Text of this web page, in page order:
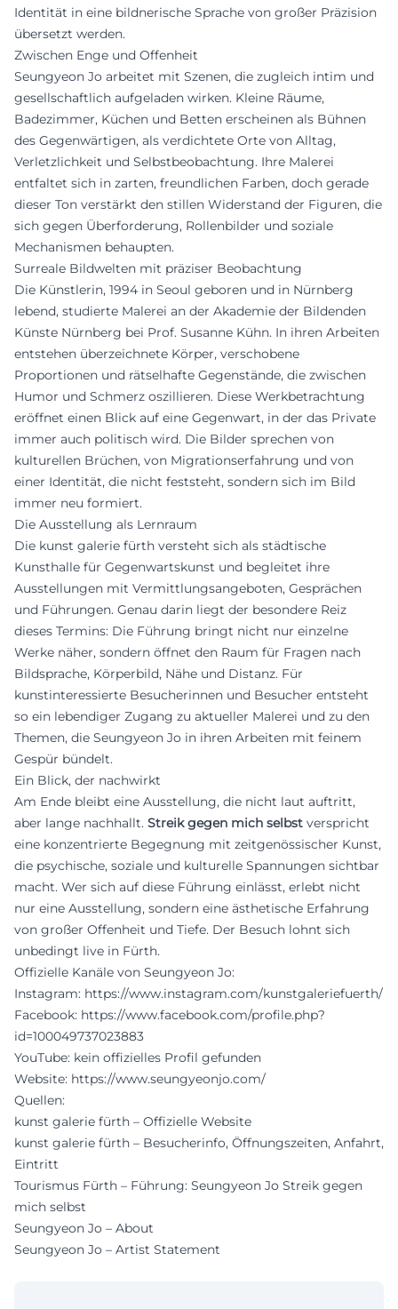
Identität in eine bildnerische Sprache von großer Präzision
übersetzt werden.
Zwischen Enge und Offenheit
Seungyeon Jo arbeitet mit Szenen, die zugleich intim und
gesellschaftlich aufgeladen wirken. Kleine Räume,
Badezimmer, Küchen und Betten erscheinen als Bühnen
des Gegenwärtigen, als verdichtete Orte von Alltag,
Verletzlichkeit und Selbstbeobachtung. Ihre Malerei
entfaltet sich in zarten, freundlichen Farben, doch gerade
dieser Ton verstärkt den stillen Widerstand der Figuren, die
sich gegen Überforderung, Rollenbilder und soziale
Mechanismen behaupten.
Surreale Bildwelten mit präziser Beobachtung
Die Künstlerin, 1994 in Seoul geboren und in Nürnberg
lebend, studierte Malerei an der Akademie der Bildenden
Künste Nürnberg bei Prof. Susanne Kühn. In ihren Arbeiten
entstehen überzeichnete Körper, verschobene
Proportionen und rätselhafte Gegenstände, die zwischen
Humor und Schmerz oszillieren. Diese Werkbetrachtung
eröffnet einen Blick auf eine Gegenwart, in der das Private
immer auch politisch wird. Die Bilder sprechen von
kulturellen Brüchen, von Migrationserfahrung und von
einer Identität, die nicht feststeht, sondern sich im Bild
immer neu formiert.
Die Ausstellung als Lernraum
Die kunst galerie fürth versteht sich als städtische
Kunsthalle für Gegenwartskunst und begleitet ihre
Ausstellungen mit Vermittlungsangeboten, Gesprächen
und Führungen. Genau darin liegt der besondere Reiz
dieses Termins: Die Führung bringt nicht nur einzelne
Werke näher, sondern öffnet den Raum für Fragen nach
Bildsprache, Körperbild, Nähe und Distanz. Für
kunstinteressierte Besucherinnen und Besucher entsteht
so ein lebendiger Zugang zu aktueller Malerei und zu den
Themen, die Seungyeon Jo in ihren Arbeiten mit feinem
Gespür bündelt.
Ein Blick, der nachwirkt
Am Ende bleibt eine Ausstellung, die nicht laut auftritt,
aber lange nachhallt. Streik gegen mich selbst verspricht
eine konzentrierte Begegnung mit zeitgenössischer Kunst,
die psychische, soziale und kulturelle Spannungen sichtbar
macht. Wer sich auf diese Führung einlässt, erlebt nicht
nur eine Ausstellung, sondern eine ästhetische Erfahrung
von großer Offenheit und Tiefe. Der Besuch lohnt sich
unbedingt live in Fürth.
Offizielle Kanäle von Seungyeon Jo:
Instagram: https://www.instagram.com/kunstgaleriefuerth/
Facebook: https://www.facebook.com/profile.php?
id=100049737023883
YouTube: kein offizielles Profil gefunden
Website: https://www.seungyeonjo.com/
Quellen:
kunst galerie fürth – Offizielle Website
kunst galerie fürth – Besucherinfo, Öffnungszeiten, Anfahrt,
Eintritt
Tourismus Fürth – Führung: Seungyeon Jo Streik gegen
mich selbst
Seungyeon Jo – About
Seungyeon Jo – Artist Statement